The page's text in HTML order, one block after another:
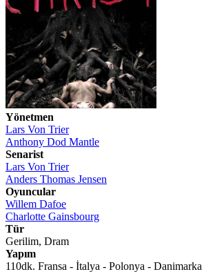
Yönetmen
Lars Von Trier
Anthony Dod Mantle
Senarist
Lars Von Trier
Anders Thomas Jensen
Oyuncular
Willem Dafoe
Charlotte Gainsbourg
Tür
Gerilim, Dram
Yapım
110dk. Fransa - İtalya - Polonya -